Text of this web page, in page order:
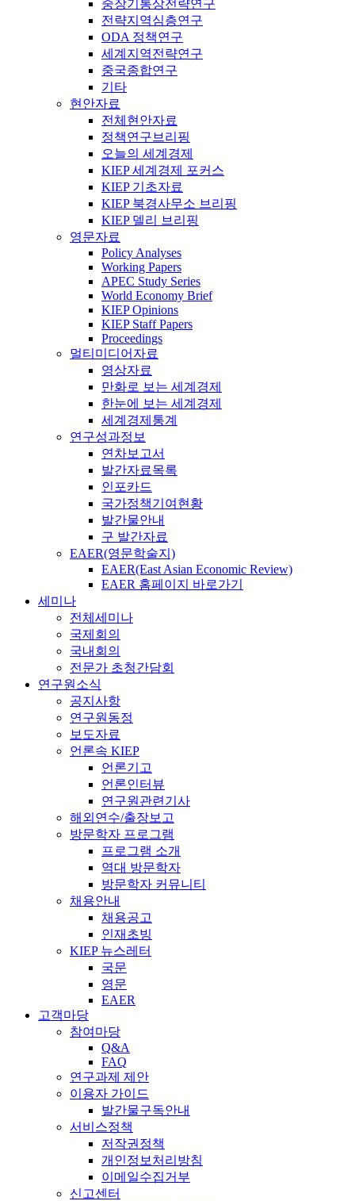
중장기통상전략연구
전략지역심층연구
ODA 정책연구
세계지역전략연구
중국종합연구
기타
현안자료
전체현안자료
정책연구브리핑
오늘의 세계경제
KIEP 세계경제 포커스
KIEP 기초자료
KIEP 북경사무소 브리핑
KIEP 델리 브리핑
영문자료
Policy Analyses
Working Papers
APEC Study Series
World Economy Brief
KIEP Opinions
KIEP Staff Papers
Proceedings
멀티미디어자료
영상자료
만화로 보는 세계경제
한눈에 보는 세계경제
세계경제통계
연구성과정보
연차보고서
발간자료목록
인포카드
국가정책기여현황
발간물안내
구 발간자료
EAER(영문학술지)
EAER(East Asian Economic Review)
EAER 홈페이지 바로가기
세미나
전체세미나
국제회의
국내회의
전문가 초청간담회
연구원소식
공지사항
연구원동정
보도자료
언론속 KIEP
언론기고
언론인터뷰
연구원관련기사
해외연수/출장보고
방문학자 프로그램
프로그램 소개
역대 방문학자
방문학자 커뮤니티
채용안내
채용공고
인재초빙
KIEP 뉴스레터
국문
영문
EAER
고객마당
참여마당
Q&A
FAQ
연구과제 제안
이용자 가이드
발간물구독안내
서비스정책
저작권정책
개인정보처리방침
이메일수집거부
신고센터